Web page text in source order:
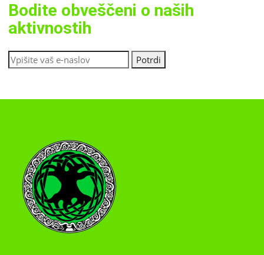
Bodite obveščeni o naših
aktivnostih